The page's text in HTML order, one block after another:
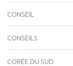
CONSEIL
CONSEILS
CORÉE DU SUD